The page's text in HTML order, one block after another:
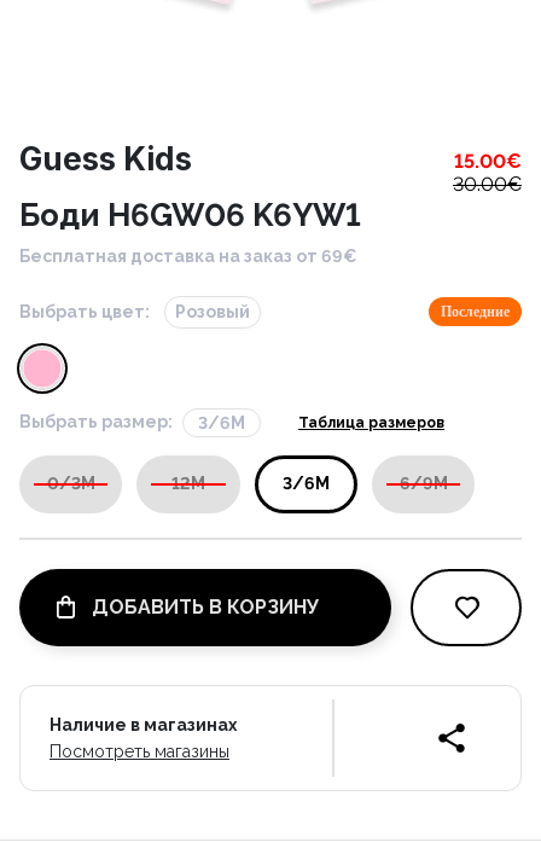
Guess Kids 15.00€
30.00€
Боди H6GW06 K6YW1
Бесплатная доставка на заказ от 69€
Выбрать цвет: Розовый Последние
Выбрать размер: 3/6M Таблица размеров
0/3M 12M 3/6M 6/9M
ДОБАВИТЬ В КОРЗИНУ
Наличие в магазинах
Посмотреть магазины